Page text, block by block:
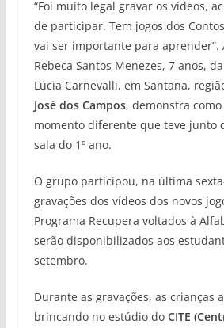
“Foi muito legal gravar os vídeos,
de participar. Tem jogos dos
vai ser importante para aprender”.
Rebeca Santos Menezes, 7 anos,
Lúcia Carnevalli, em Santana,
José dos Campos, demonstra
momento diferente que teve junto
sala do 1º ano.
O grupo participou, na última
gravações dos vídeos dos novos
Programa Recupera voltados à
serão disponibilizados aos
setembro.
Durante as gravações, as crianças
brincando no estúdio do CITE